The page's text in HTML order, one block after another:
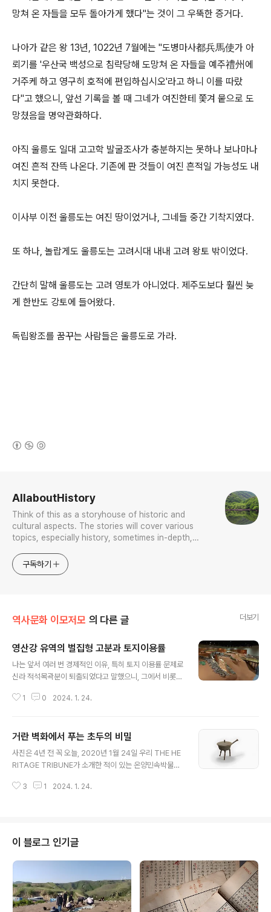
망쳐 온 자들을 모두 돌아가게 했다"는 것이 그 우뚝한 증거다.
나아가 같은 왕 13년, 1022년 7월에는 "도병마사都兵馬使가 아
뢰기를 '우산국 백성으로 침략당해 도망쳐 온 자들을 예주禮州에
거주케 하고 영구히 호적에 편입하십시오'라고 하니 이를 따랐
다"고 했으니, 앞선 기록을 볼 때 그네가 여진한테 쫓겨 뭍으로 도
망쳤음을 명약관화하다.
아직 울릉도 일대 고고학 발굴조사가 충분하지는 못하나 보나마나
여진 흔적 잔뜩 나온다. 기존에 판 것들이 여진 흔적일 가능성도 내
치지 못한다.
이사부 이전 울릉도는 여진 땅이었거나, 그네들 중간 기착지였다.
또 하나, 놀랍게도 울릉도는 고려시대 내내 고려 왕토 밖이었다.
간단히 말해 울릉도는 고려 영토가 아니었다. 제주도보다 훨씬 늦
게 한반도 강토에 들어왔다.
독립왕조를 꿈꾸는 사람들은 울릉도로 가라.
AllaboutHistory
Think of this as a storyhouse of historic and
cultural aspects. The stories will cover various
topics, especially history, sometimes in-depth,
approach will be to resist any common sense or
generalized viewpoint
구독하기
역사문화 이모저모 의 다른 글 더보기
영산강 유역의 벌집형 고분과 토지이용률
나는 앞서 여러 번 경제적인 이유, 특히 토지 이용률 문제로
신라 적석목곽분이 퇴출되었다고 말했으니, 그에서 비롯되
이 등장했다는 말을 했거니와, 이런 문제에 봉착하기는 영
영산강 유역에서도 똑같은 문제에 봉착했으니, 이들은 조
금은 다른 방식으로 이 문제를 타개해나가니 그것이 바로
벌집형 고분(아파트형 고분이라는 말을 쓰기도 한다)이다.
하나에다가 매장주체시설을 많게는 수십 개를 조성한 공동
1 0 2024. 1. 24.
거란 벽화에서 푸는 초두의 비밀
사진은 4년 전 꼭 오늘, 2020년 1월 24일 우리 THE HE
RITAGE TRIBUNE가 소개한 적이 있는 온양민속박물관
참조)일명 조두刁斗라고도 한다는 이 유물을 내가 볼 때마
이나 군대에서의 행진에서 무엇인가 신호를 보내기 위한
용도로 전용할 수는 있겠지만, 언제나 나는 저것이 과연 무
슨 소리를 낼 만큼 악기 기능도 겸했는가를 의심했다. 저건
누가 봐도 휴대용 조리도구다. 그런 점에서 얼마전에 우리
가 소개한 적이 있는 거란 벽화에서 해답을 찾아야 한다고
본다. 이 장면이 그..
3 1 2024. 1. 24.
이 블로그 인기글